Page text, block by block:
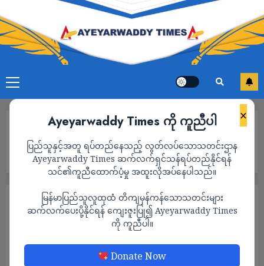
×
Ayeyarwaddy Times ကို ကူညီပါ
ပြည်သူနှင့်အတူ ရပ်တည်နေသည့် လွတ်လပ်သောသတင်းဌာန
Ayeyarwaddy Times ဆက်လက်ရှင်သန်ရပ်တည်နိုင်ရန်
သင်၏ကူညီထောက်ပံ့မှု အထူးလိုအပ်နေပါသည်။
မြန်မာပြည်သူလူထုထံ တိကျမှန်ကန်သောသတင်းများ
ဆက်လက်ပေးပို့နိုင်ရန် ကျေးဇူးပြု၍ Ayeyarwaddy Times
ကို ကူညီပါ။
Donate Now
အပါအဝင် လက်နက်ခဲယမ်းများ ကော်ဘရာစစ်ကြောင်းမှ သိမ်းဆည်း
မြဝတီ – ဝေါလေ ကြားဖြတ်တိုက်ခိုက်မှုအတွင်း
မိတ်ကပ် ၂ ဘူး အပါအဝင် လက်နက်ခဲယမ်း
များ ကော်ဘရာစစ်ကြောင်းမှ သိမ်းဆည်းရရှိ